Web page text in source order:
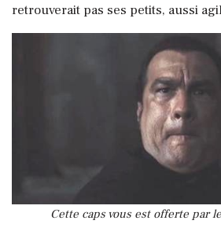
retrouverait pas ses petits, aussi
Cette caps vous est offerte par